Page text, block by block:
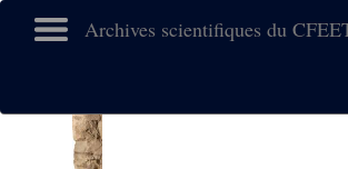
Archives scientifiques du